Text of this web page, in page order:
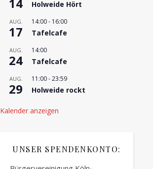
Holweide Hört
AUG.
17
14:00- 16:00
Tafelcafe
AUG.
24
14:00
Tafelcafe
AUG.
29
11:00-23:59
Holweide rockt
Kalender anzeigen
UNSER SPENDENKONTO: